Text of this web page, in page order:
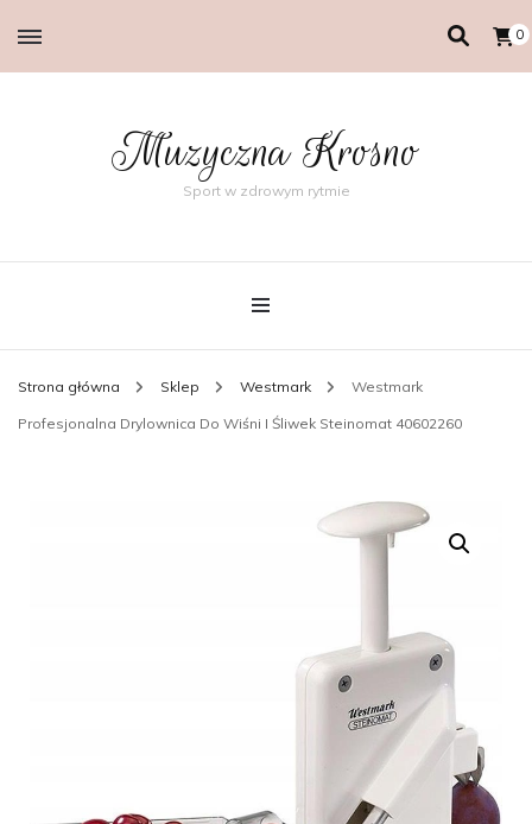
0
Muzyczna Krosno
Sport w zdrowym rytmie
Strona główna Sklep Westmark Westmark
Profesjonalna Drylownica Do Wiśni I Śliwek Steinomat 40602260